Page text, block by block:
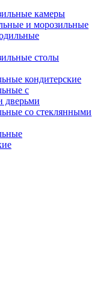
камеры
и морозильные
столы
кондитерские
с
дверьми
со стеклянными